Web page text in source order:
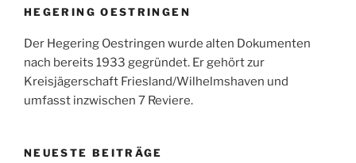
HEGERING OESTRINGEN
Der Hegering Oestringen wurde alten Dokumenten
nach bereits 1933 gegründet. Er gehört zur
Kreisjägerschaft Friesland/Wilhelmshaven und
umfasst inzwischen 7 Reviere.
NEUESTE BEITRÄGE